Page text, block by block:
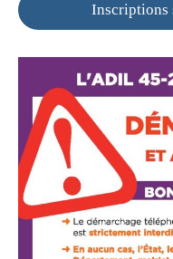
Inscriptions